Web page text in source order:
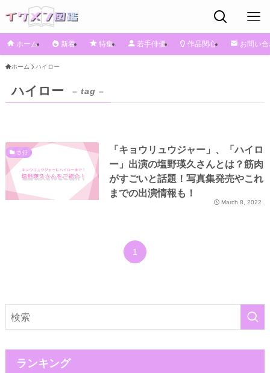
ホーム 新着 特集 若手俳優 作品関心 お問い
ホーム ハイロー
ハイロー – tag –
さ行
「キョウリュウジャー」、「ハイロ
ー」出演の塩野瑛久さんとは？筋肉
がすごいと話題！写真集発売やこれ
までの出演情報も！
March 8, 2022
1
ランキング